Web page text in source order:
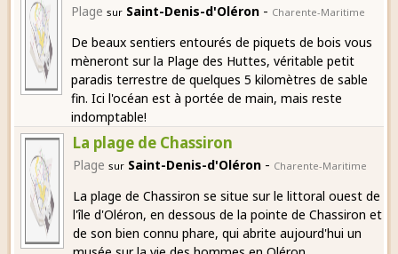
Plage sur Saint-Denis-d'Oléron - Charente-Maritime
De beaux sentiers entourés de piquets de bois vous
mèneront sur la Plage des Huttes, véritable petit
paradis terrestre de quelques 5 kilomètres de sable
fin. Ici l'océan est à portée de main, mais reste
indomptable!
La plage de Chassiron
Plage sur Saint-Denis-d'Oléron - Charente-Maritime
La plage de Chassiron se situe sur le littoral ouest de
l'île d'Oléron, en dessous de la pointe de Chassiron et
de son bien connu phare, qui abrite aujourd'hui un